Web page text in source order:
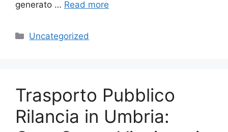
generato … Read more
Categories
Uncategorized
Trasporto Pubblico
Rilancia in Umbria: